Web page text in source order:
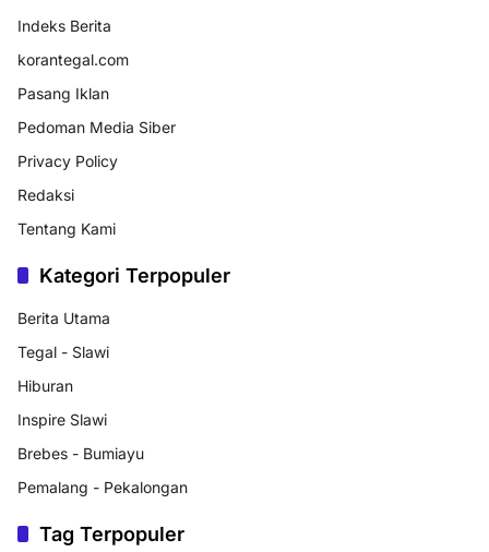
Indeks Berita
korantegal.com
Pasang Iklan
Pedoman Media Siber
Privacy Policy
Redaksi
Tentang Kami
Kategori Terpopuler
Berita Utama
Tegal - Slawi
Hiburan
Inspire Slawi
Brebes - Bumiayu
Pemalang - Pekalongan
Tag Terpopuler